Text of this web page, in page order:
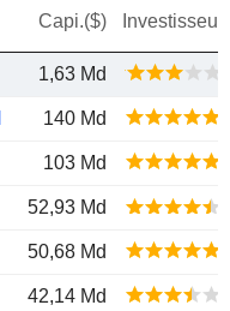
Capi.($) Investisseur
1,63 Md
140 Md
103 Md
52,93 Md
50,68 Md
42,14 Md